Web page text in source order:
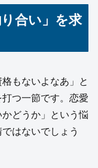
合い」を求
もないよなあ」と
つ一節です。恋愛
どうか」という悩
はないでしょう